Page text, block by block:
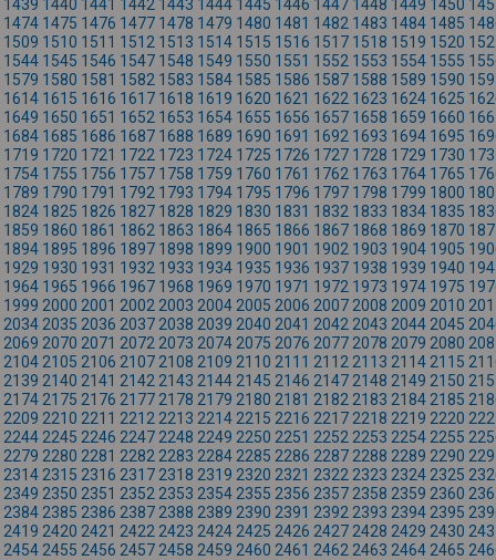
1439 1440 1441 1442 1443 1444 1445 1446 1447 1448 1449 1450
1474 1475 1476 1477 1478 1479 1480 1481 1482 1483 1484 1485
1509 1510 1511 1512 1513 1514 1515 1516 1517 1518 1519 1520
1544 1545 1546 1547 1548 1549 1550 1551 1552 1553 1554 1555
1579 1580 1581 1582 1583 1584 1585 1586 1587 1588 1589 1590
1614 1615 1616 1617 1618 1619 1620 1621 1622 1623 1624 1625
1649 1650 1651 1652 1653 1654 1655 1656 1657 1658 1659 1660
1684 1685 1686 1687 1688 1689 1690 1691 1692 1693 1694 1695
1719 1720 1721 1722 1723 1724 1725 1726 1727 1728 1729 1730
1754 1755 1756 1757 1758 1759 1760 1761 1762 1763 1764 1765
1789 1790 1791 1792 1793 1794 1795 1796 1797 1798 1799 1800
1824 1825 1826 1827 1828 1829 1830 1831 1832 1833 1834 1835
1859 1860 1861 1862 1863 1864 1865 1866 1867 1868 1869 1870
1894 1895 1896 1897 1898 1899 1900 1901 1902 1903 1904 1905
1929 1930 1931 1932 1933 1934 1935 1936 1937 1938 1939 1940
1964 1965 1966 1967 1968 1969 1970 1971 1972 1973 1974 1975
1999 2000 2001 2002 2003 2004 2005 2006 2007 2008 2009 2010
2034 2035 2036 2037 2038 2039 2040 2041 2042 2043 2044 2045
2069 2070 2071 2072 2073 2074 2075 2076 2077 2078 2079 2080
2104 2105 2106 2107 2108 2109 2110 2111 2112 2113 2114 2115
2139 2140 2141 2142 2143 2144 2145 2146 2147 2148 2149 2150
2174 2175 2176 2177 2178 2179 2180 2181 2182 2183 2184 2185
2209 2210 2211 2212 2213 2214 2215 2216 2217 2218 2219 2220
2244 2245 2246 2247 2248 2249 2250 2251 2252 2253 2254 2255
2279 2280 2281 2282 2283 2284 2285 2286 2287 2288 2289 2290
2314 2315 2316 2317 2318 2319 2320 2321 2322 2323 2324 2325
2349 2350 2351 2352 2353 2354 2355 2356 2357 2358 2359 2360
2384 2385 2386 2387 2388 2389 2390 2391 2392 2393 2394 2395
2419 2420 2421 2422 2423 2424 2425 2426 2427 2428 2429 2430
2454 2455 2456 2457 2458 2459 2460 2461 2462 2463 2464 2465